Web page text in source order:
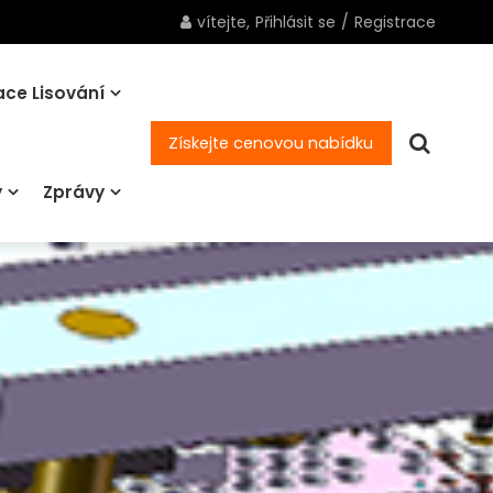
vítejte, Přihlásit se / Registrace
Lisování
Zprávy
Získejte cenovou nabídku